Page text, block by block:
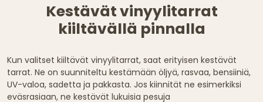
Kestävät vinyylitarrat
kiiltävällä pinnalla
Kun valitset kiiltävät vinyylitarrat, saat erityisen kestävät
tarrat. Ne on suunniteltu kestämään öljyä, rasvaa, bensiiniä,
UV-valoa, sadetta ja pakkasta. Jos kiinnität ne esimerkiksi
eväsrasiaan, ne kestävät lukuisia pesuja